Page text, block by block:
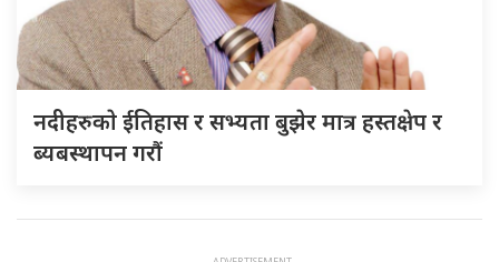
नदीहरुकाे ईतिहास र सभ्यता बुझेर मात्र हस्तक्षेप र
ब्यबस्थापन गराैं